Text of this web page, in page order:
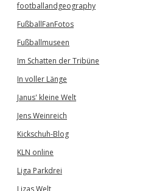
footballandgeography
FußballFanFotos
Fußballmuseen
Im Schatten der Tribüne
In voller Länge
Janus' kleine Welt
Jens Weinreich
Kickschuh-Blog
KLN online
Liga Parkdrei
Lizas Welt